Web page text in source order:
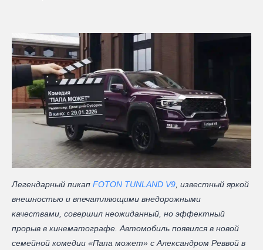
Легендарный пикап FOTON TUNLAND V9 , известный яркой
внешностью и впечатляющими внедорожными
качествами, совершил неожиданный, но эффектный
прорыв в кинематографе. Автомобиль появился в новой
семейной комедии «Папа может» с Александром Реввой в